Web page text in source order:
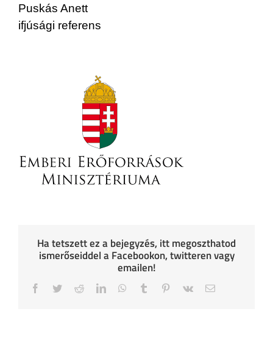
Puskás Anett
ifjúsági referens
Ha tetszett ez a bejegyzés, itt megoszthatod
ismerőseiddel a Facebookon, twitteren vagy
emailen!
Facebook
TwitterRedditLinkedInWhatsApp
Tumblr Pinterest
Vk Email